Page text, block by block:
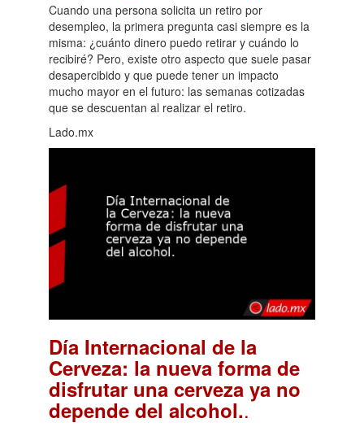
Cuando una persona solicita un retiro por
desempleo, la primera pregunta casi siempre es la
misma: ¿cuánto dinero puedo retirar y cuándo lo
recibiré? Pero, existe otro aspecto que suele pasar
desapercibido y que puede tener un impacto
mucho mayor en el futuro: las semanas cotizadas
que se descuentan al realizar el retiro.
Lado.mx
Día Internacional de la
Cerveza: la nueva forma de
disfrutar una cerveza ya no
depende del alcohol..